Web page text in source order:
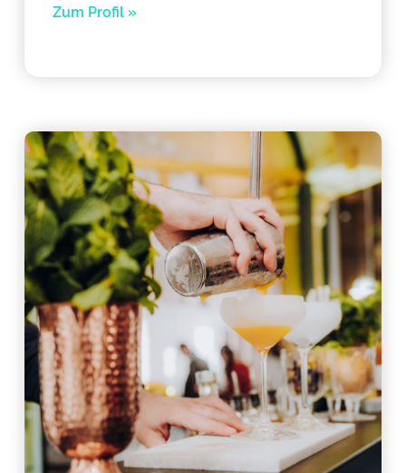
Zum Profil »